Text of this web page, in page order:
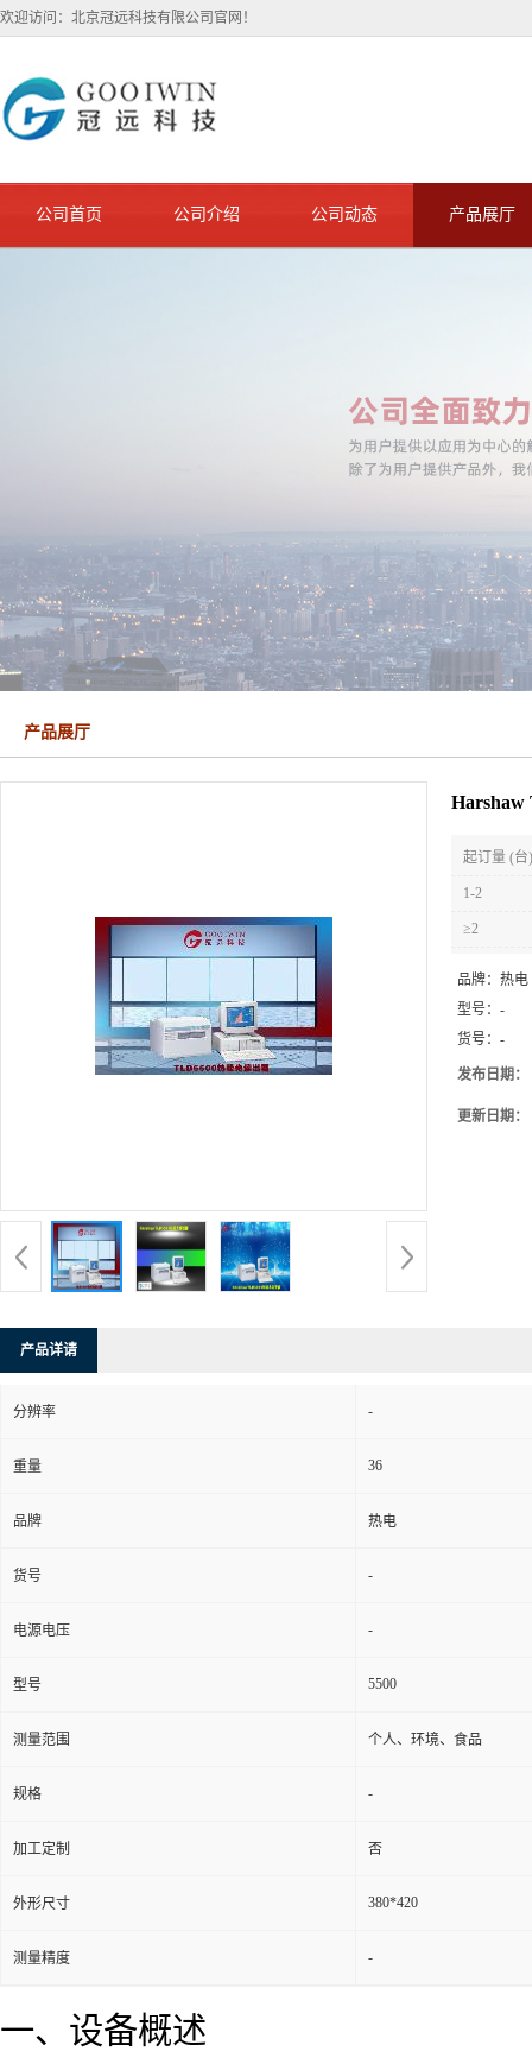
欢迎访问：北京冠远科技有限公司官网！
公司首页 公司介绍 公司动态 产品展厅
产品展厅
Harshaw
起订量 (台)
1-2
≥2
品牌： 热电
型号： -
货号： -
发布日期：
更新日期：
产品详请
分辨率 -
重量 36
品牌 热电
货号 -
电源电压 -
型号 5500
测量范围 个人、环境、食品
规格 -
加工定制 否
外形尺寸 380*420
测量精度 -
一、设备概述